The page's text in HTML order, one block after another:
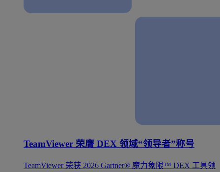
TeamViewer 荣膺 DEX 领域“领导者”称号
TeamViewer 荣获 2026 Gartner® 魔力象限™ DEX 工具领